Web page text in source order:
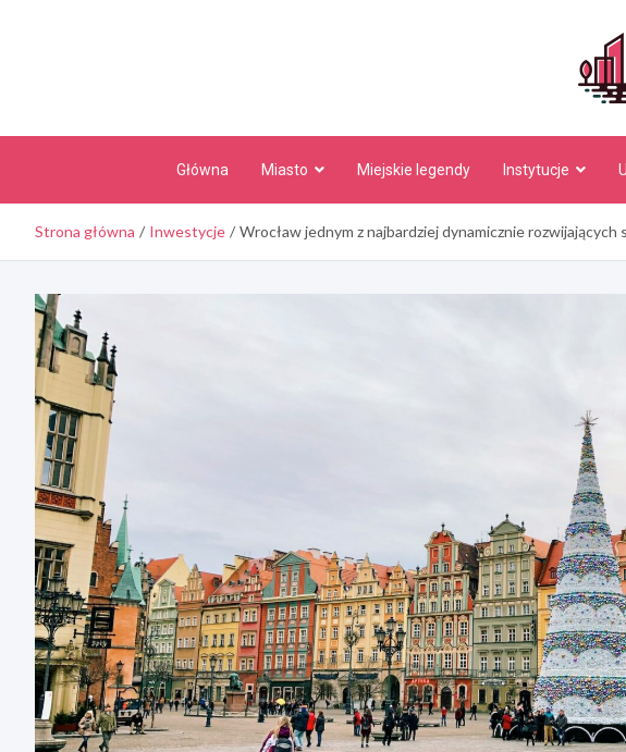
Główna Miasto Miejskie legendy Instytucje
Strona główna Inwestycje Wrocław jednym z najbardziej dynamicznie